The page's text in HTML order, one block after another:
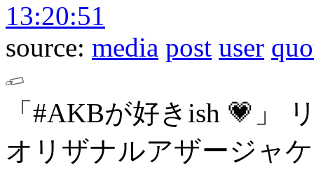
13:20:51
source: media post user
「#AKBが好きish 💗」
オリザナルアザージャ